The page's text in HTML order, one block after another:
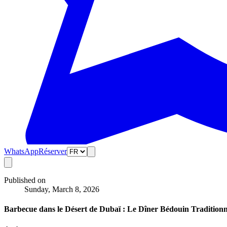
WhatsAppRéserver
Published on
Sunday, March 8, 2026
Barbecue dans le Désert de Dubaï : Le Dîner Bédouin